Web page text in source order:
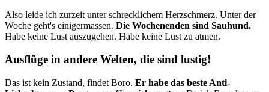
Also leide ich zurzeit unter schrecklichem Herzschmerz. Unter der
Woche geht's einigermassen. Die Wochenenden sind Sauhund.
Habe keine Lust auszugehen. Habe keine Lust zu atmen.
Ausflüge in andere Welten, die sind lustig!
Das ist kein Zustand, findet Boro. Er habe das beste Anti-